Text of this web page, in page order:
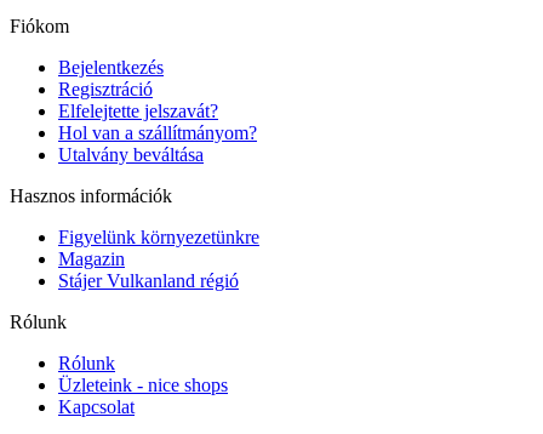
Fiókom
Bejelentkezés
Regisztráció
Elfelejtette jelszavát?
Hol van a szállítmányom?
Utalvány beváltása
Hasznos információk
Figyelünk környezetünkre
Magazin
Stájer Vulkanland régió
Rólunk
Rólunk
Üzleteink - nice shops
Kapcsolat